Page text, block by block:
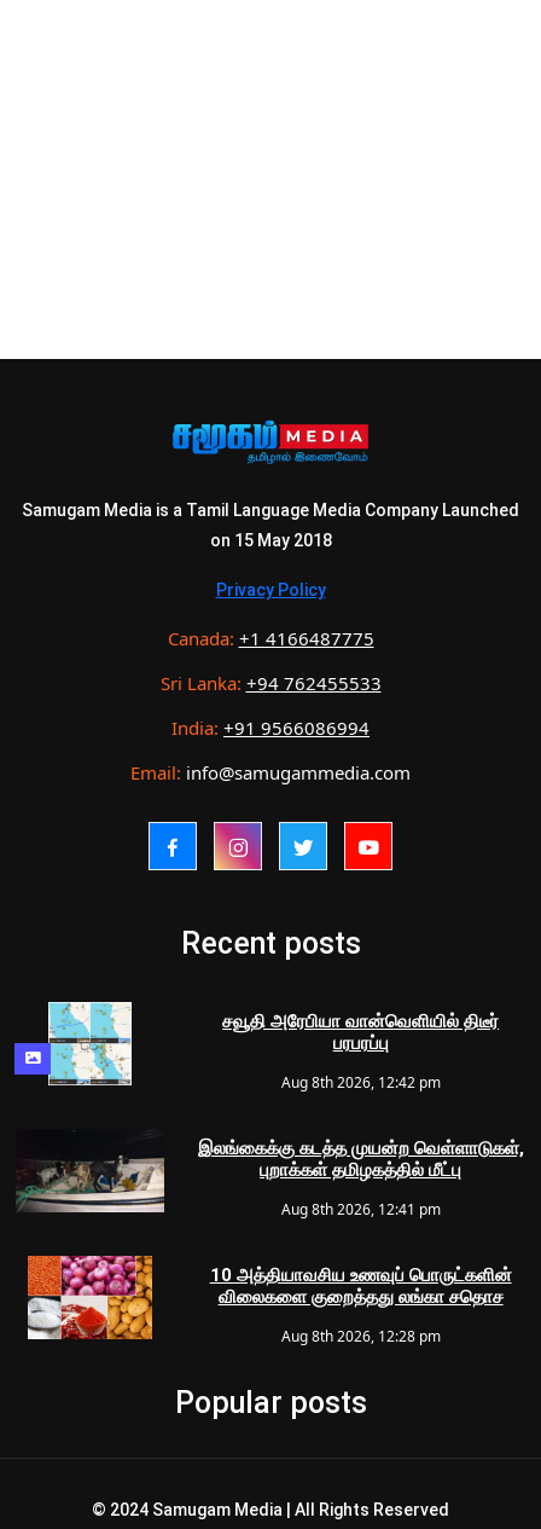
Samugam Media is a Tamil Language Media Company Launched
on 15 May 2018
Privacy Policy
Canada: +1 4166487775
Sri Lanka: +94 762455533
India: +91 9566086994
Email: info@samugammedia.com
Recent posts
சவூதி அரேபியா வான்வெளியில் திடீர்
பரபரப்பு
Aug 8th 2026, 12:42 pm
இலங்கைக்கு கடத்த முயன்ற வெள்ளாடுகள்,
புறாக்கள் தமிழகத்தில் மீட்பு
Aug 8th 2026, 12:41 pm
10 அத்தியாவசிய உணவுப் பொருட்களின்
விலைகளை குறைத்தது லங்கா சதொச
Aug 8th 2026, 12:28 pm
Popular posts
© 2024 Samugam Media | All Rights Reserved